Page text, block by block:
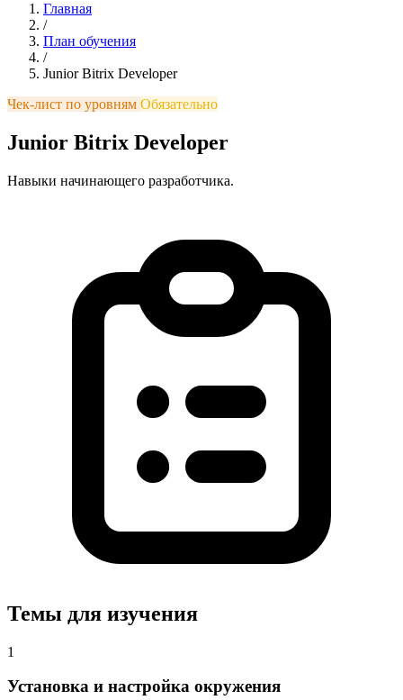
Главная
/
План обучения
/
Junior Bitrix Developer
Чек-лист по уровням Обязательно
Junior Bitrix Developer
Навыки начинающего разработчика.
Темы для изучения
1
Установка и настройка окружения